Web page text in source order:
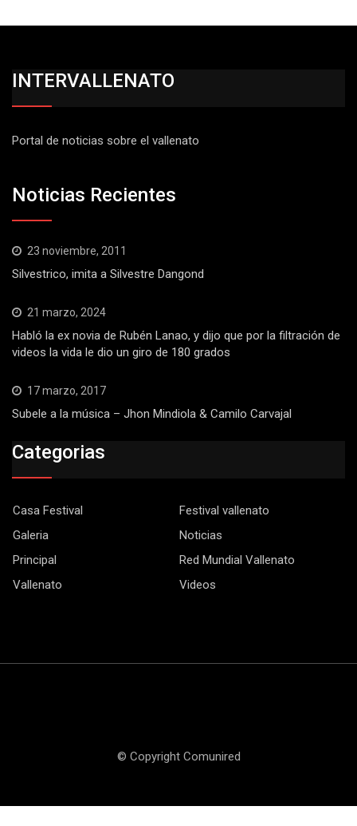
INTERVALLENATO
Portal de noticias sobre el vallenato
Noticias Recientes
23 noviembre, 2011
Silvestrico, imita a Silvestre Dangond
21 marzo, 2024
Habló la ex novia de Rubén Lanao, y dijo que por la filtración de
videos la vida le dio un giro de 180 grados
17 marzo, 2017
Subele a la música – Jhon Mindiola & Camilo Carvajal
Categorias
Casa Festival
Festival vallenato
Galeria
Noticias
Principal
Red Mundial Vallenato
Vallenato
Videos
© Copyright Comunired